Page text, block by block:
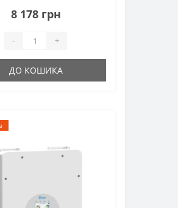
8 178 грн
- +
ДО КОШИКА